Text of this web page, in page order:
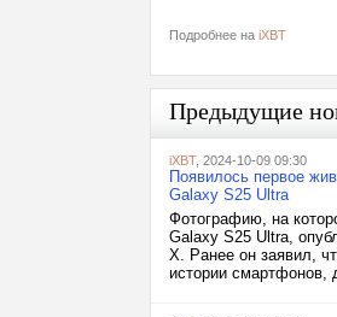
Подробнее на iXBT
Предыдущие
iXBT, 2024-10-09 09:30
Появилось первое
Galaxy S25 Ultra
Фотографию, на
Galaxy S25 Ultra,
X. Ранее он заявил,
истории смартфонов,